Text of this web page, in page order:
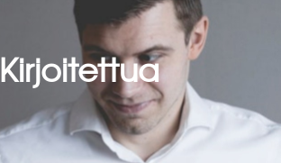
Kirjoitettua